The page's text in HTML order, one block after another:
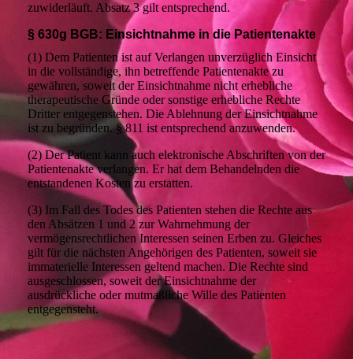
zuwiderläuft. Absatz 3 gilt entsprechend.
§ 630g BGB: Einsichtnahme in die Patientenakte
(1) Dem Patienten ist auf Verlangen unverzüglich Einsicht
in die vollständige, ihn betreffende Patientenakte zu
gewähren, soweit der Einsichtnahme nicht erhebliche
therapeutische Gründe oder sonstige erhebliche Rechte
Dritter entgegenstehen. Die Ablehnung der Einsichtnahme
ist zu begründen. § 811 ist entsprechend anzuwenden.
(2) Der Patient kann auch elektronische Abschriften von der
Patientenakte verlangen. Er hat dem Behandelnden die
entstandenen Kosten zu erstatten.
(3) Im Fall des Todes des Patienten stehen die Rechte aus
den Absätzen 1 und 2 zur Wahrnehmung der
vermögensrechtlichen Interessen seinen Erben zu. Gleiches
gilt für die nächsten Angehörigen des Patienten, soweit sie
immaterielle Interessen geltend machen. Die Rechte sind
ausgeschlossen, soweit der Einsichtnahme der
ausdrückliche oder mutmaßliche Wille des Patienten
entgegensteht.